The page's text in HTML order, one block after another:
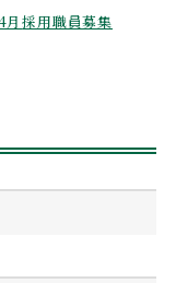
月採用職員募集